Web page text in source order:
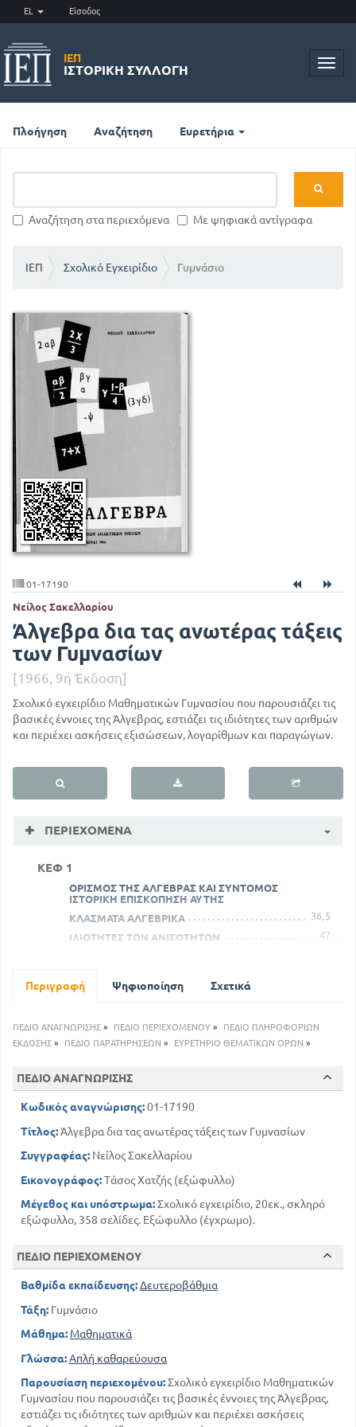
EL Είσοδος
ΙΕΠ
ΙΣΤΟΡΙΚΉ ΣΥΛΛΟΓΉ
Πλοήγηση Αναζήτηση Ευρετήρια
Αναζήτηση στα περιεχόμενα Με ψηφιακά αντίγραφα
ΙΕΠ Σχολικό Εγχειρίδιο Γυμνάσιο
01-17190
Νείλος Σακελλαρίου
Άλγεβρα δια τας ανωτέρας τάξεις
των Γυμνασίων
[1966, 9η Έκδοση]
Σχολικό εγχειρίδιο Μαθηματικών Γυμνασίου που παρουσιάζει τις
βασικές έννοιες της Άλγεβρας, εστιάζει τις ιδιότητες των αριθμών
και περιέχει ασκήσεις εξισώσεων, λογαρίθμων και παραγώγων.
ΠΕΡΙΕΧΌΜΕΝΑ
ΚΕΦ 1
ΟΡΙΣΜΟΣ ΤΗΣ ΑΛΓΕΒΡΑΣ ΚΑΙ ΣΥΝΤΟΜΟΣ
ΙΣΤΟΡΙΚΗ ΕΠΙΣΚΟΠΗΣΗ ΑΥΤΗΣ
5
ΚΛΑΣΜΑΤΑ ΑΛΓΕΒΡΙΚΑ
36
ΙΔΙΟΤΗΤΕΣ ΤΩΝ ΑΝΙΣΟΤΗΤΩΝ
47
ΚΕΦ 3
ΠΙΝΑΚΑΣ ΤΙΜΩΝ ΣΥΝΑΡΤΗΣΕΩΣ
ΠΕΡΙ ΑΝΙΣΟΤΗΤΩΝ ΠΡΩΤΟΥ ΒΑΘΜΟΥ ΜΕ ΈΝΑ
ΑΓΝΩΣΤΟ
ΚΕΦ 4
ΓΡΑΦΙΚΗ ΛΥΣΗ ΣΥΣΤΗΜΑΤΟΣ ΔΥΟ ΕΞΙΣΩΣΕΩΝ Α'
ΒΑΘΜΟΥ ΜΕ ΔΥΟ ΑΓΝΩΣΤΟΥΣ
ΠΕΡΙΛΗΨΗ ΠΕΡΙΕΧΟΜΕΝΩΝ
ΠΕΡΙ ΤΩΝ ΡΙΖΩΝ ΣΧΕΤΙΚΩΝ ΑΡΙΘΜΩΝ
168
ΠΕΡΙ ΑΣΥΜΜΕΤΡΩΝ ΑΡΙΘΜΩΝ
ΕΥΡΕΣΗ ΤΡΙΩΝΥΜΟΥ Β ΒΑΘΜΟΥ ΕΚ ΤΩΝ ΡΙΖΩΝ
ΠΕΡΙΛΗΨΗ ΠΕΡΙΕΧΟΜΕΝΩΝ
ΚΕΦ 7
ΕΞΙΣΩΣΕΙΣ ΑΝΑΓΟΜΕΝΕΣ ΣΕ ΕΞΙΣΩΣΕΙΣ Β' ΒΑΘΜΟΥ
240
Περιγραφή Ψηφιοποίηση Σχετικά
ΠΕΔΙΟ ΑΝΑΓΝΩΡΙΣΗΣ » ΠΕΔΙΟ ΠΕΡΙΕΧΟΜΕΝΟΥ »
ΠΕΔΙΟ ΠΛΗΡΟΦΟΡΙΩΝ
ΕΚΔΟΣΗΣ » ΠΕΔΙΟ ΠΑΡΑΤΗΡΗΣΕΩΝ » ΕΥΡΕΤΗΡΙΟ ΘΕΜΑΤΙΚΩΝ ΟΡΩΝ »
ΠΕΔΙΟ ΑΝΑΓΝΩΡΙΣΗΣ
Κωδικός αναγνώρισης:01-17190
Τίτλος:Άλγεβρα δια τας ανωτέρας τάξεις των Γυμνασίων
Συγγραφέας: Νείλος Σακελλαρίου
Εικονογράφος:Τάσος Χατζής (εξώφυλλο)
Μέγεθος και υπόστρωμα:Σχολικό εγχειρίδιο, 20εκ., σκληρό
εξώφυλλο, 358 σελίδες. Εξώφυλλο (έγχρωμο).
ΠΕΔΙΟ ΠΕΡΙΕΧΟΜΕΝΟΥ
Βαθμίδα εκπαίδευσης:Δευτεροβάθμια
Τάξη: Γυμνάσιο
Μάθημα: Μαθηματικά
Γλώσσα:Απλή καθαρεύουσα
Παρουσίαση περιεχομένου:Σχολικό εγχειρίδιο Μαθηματικών
Γυμνασίου που παρουσιάζει τις βασικές έννοιες της Άλγεβρας,
εστιάζει τις ιδιότητες των αριθμών και περιέχει ασκήσεις